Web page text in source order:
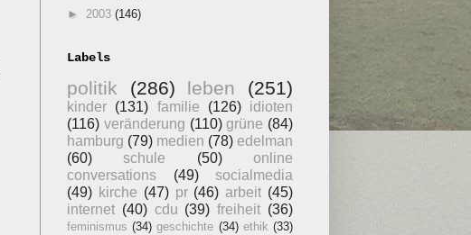
► 2003 (146)
Labels
politik (286) leben (251)
kinder (131) familie (126)
idioten
(116) veränderung (110) grüne (84)
hamburg (79) medien (78) edelman
(60)
schule (50)
online
conversations
(49)
socialmedia
(49) kirche (47) pr (46) arbeit (45)
internet (40) cdu (39) freiheit (36)
feminismus (34) geschichte (34) ethik (33)